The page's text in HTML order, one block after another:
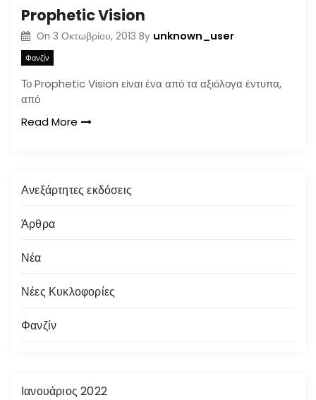
Prophetic Vision
On 3 Οκτωβρίου, 2013 By unknown_user
Φανζίν
Το Prophetic Vision είναι ένα από τα αξιόλογα έντυπα,
από
Read More
Ανεξάρτητες εκδόσεις
Άρθρα
Νέα
Νέες Κυκλοφορίες
Φανζίν
Ιανουάριος 2022